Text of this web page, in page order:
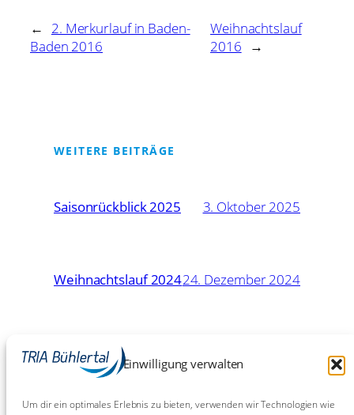
Einwilligung verwalten
Um dir ein optimales Erlebnis zu bieten, verwenden wir Technologien wie
←
2. Merkurlauf in Baden-
Baden 2016
Weihnachtslauf
2016
→
WEITERE BEITRÄGE
Saisonrückblick 2025 3. Oktober 2025
Weihnachtslauf 202424. Dezember 2024
Eschborn-Frankfurt: Chaos
Chaos Chaos!